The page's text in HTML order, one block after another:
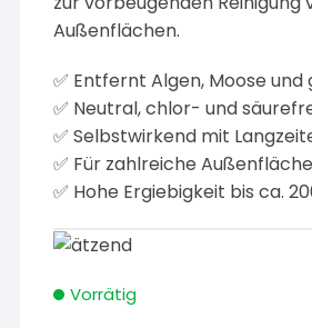
Außenflächen.
✅ Entfernt Algen, Moose und
✅ Neutral, chlor- und
✅ Selbstwirkend mit
✅ Für zahlreiche
✅ Hohe Ergiebigkeit bis ca.
Vorrätig